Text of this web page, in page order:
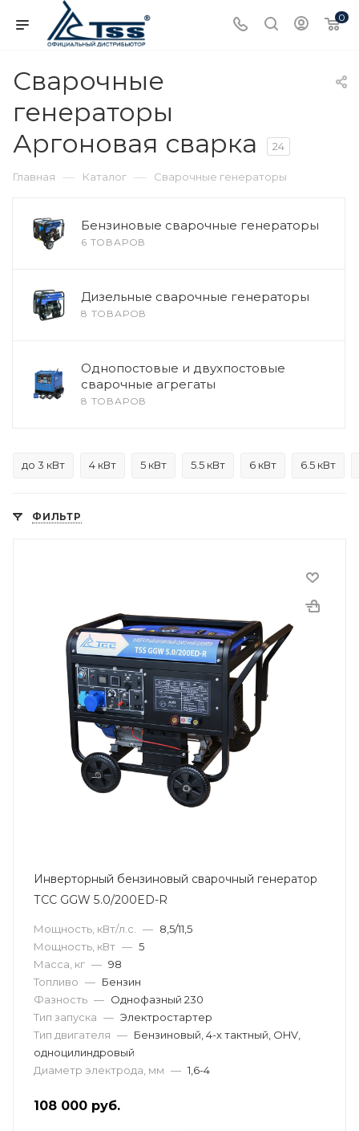
0
Сварочные
генераторы
Аргоновая сварка
24
Главная — Каталог — Сварочные генераторы
Бензиновые сварочные генераторы
6 ТОВАРОВ
Дизельные сварочные генераторы
8 ТОВАРОВ
Однопостовые и двухпостовые
сварочные агрегаты
8 ТОВАРОВ
до 3 кВт 4 кВт 5 кВт 5.5 кВт 6 кВт 6.5 кВт
ФИЛЬТР
Инверторный бензиновый сварочный генератор
ТСС GGW 5.0/200ED-R
Мощность, кВт/л.с. — 8,5/11,5
Мощность, кВт — 5
Масса, кг — 98
Топливо — Бензин
Фазность — Однофазный 230
Тип запуска — Электростартер
Тип двигателя — Бензиновый, 4-х тактный, OHV,
одноцилиндровый
Диаметр электрода, мм — 1,6-4
108 000 руб.